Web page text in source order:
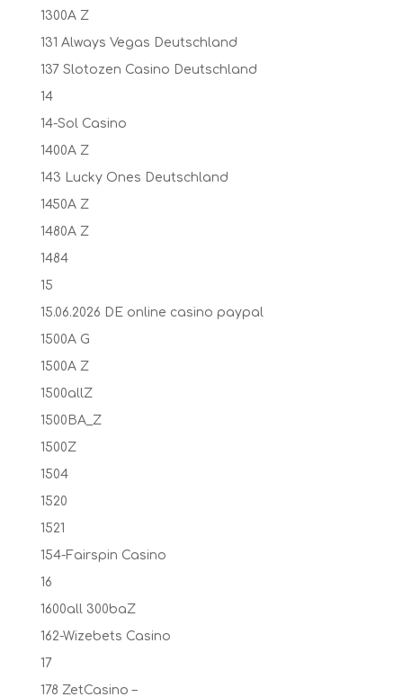
1300A Z
131 Always Vegas Deutschland
137 Slotozen Casino Deutschland
14
14-Sol Casino
1400A Z
143 Lucky Ones Deutschland
1450A Z
1480A Z
1484
15
15.06.2026 DE online casino paypal
1500A G
1500A Z
1500allZ
1500BA_Z
1500Z
1504
1520
1521
154-Fairspin Casino
16
1600all 300baZ
162-Wizebets Casino
17
178 ZetCasino –